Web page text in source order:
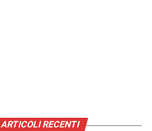
ARTICOLI RECENTI